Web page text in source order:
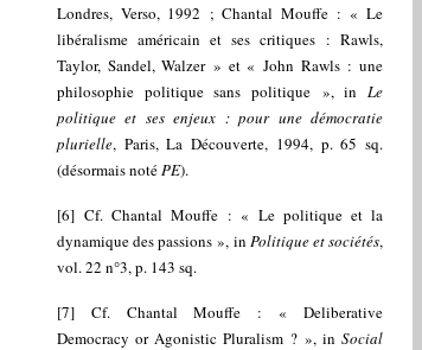
Londres, Verso, 1992 ; Chantal Mouffe : « Le
libéralisme américain et ses critiques : Rawls,
Taylor, Sandel, Walzer » et « John Rawls : une
philosophie politique sans politique », in Le
politique et ses enjeux : pour une démocratie
plurielle, Paris, La Découverte, 1994, p. 65 sq.
(désormais notéPE).
[6] Cf. Chantal Mouffe : « Le politique et la
dynamique des passions », in Politique et sociétés,
vol. 22 n°3, p. 143 sq.
[7]Cf. Chantal Mouffe : « Deliberative
Democracy or Agonistic Pluralism ? », in Social